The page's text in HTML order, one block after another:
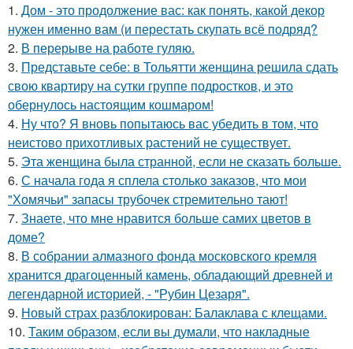
1. Дом - это продолжение вас: как понять, какой декор
нужен именно вам (и перестать скупать всё подряд?
2. В перерыве на работе гуляю.
3. Представьте себе: в Тольятти женщина решила сдать
свою квартиру на сутки группе подростков, и это
обернулось настоящим кошмаром!
4. Ну что? Я вновь попытаюсь вас убедить в том, что
неистово прихотливых растений не существует.
5. Эта женщина была странной, если не сказать больше.
6. С начала года я сплела столько заказов, что мои
"Хомячьи" запасы трубочек стремительно тают!
7. Знаете, что мне нравится больше самих цветов в
доме?
8. В собрании алмазного фонда московского кремля
хранится драгоценный камень, обладающий древней и
легендарной историей, - "Рубин Цезаря".
9. Новый страх разблокирован: Балаклава с клещами.
10. Таким образом, если вы думали, что накладные